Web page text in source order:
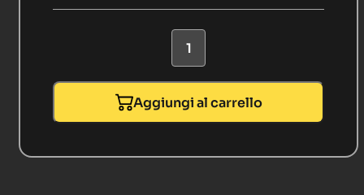
Aggiungi al carrello